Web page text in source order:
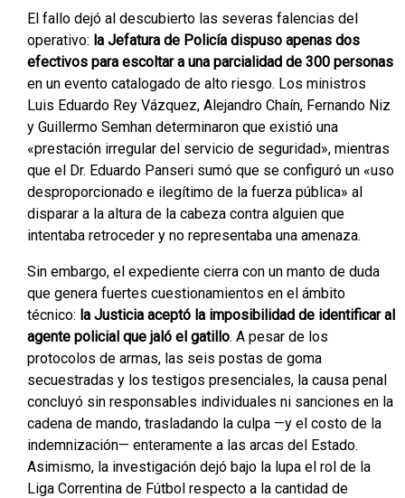
El fallo dejó al descubierto las severas falencias del
operativo: la Jefatura de Policía dispuso apenas dos
efectivos para escoltar a una parcialidad de 300 personas
en un evento catalogado de alto riesgo. Los ministros
Luis Eduardo Rey Vázquez, Alejandro Chaín, Fernando Niz
y Guillermo Semhan determinaron que existió una
«prestación irregular del servicio de seguridad», mientras
que el Dr. Eduardo Panseri sumó que se configuró un «uso
desproporcionado e ilegítimo de la fuerza pública» al
disparar a la altura de la cabeza contra alguien que
intentaba retroceder y no representaba una amenaza.
Sin embargo, el expediente cierra con un manto de duda
que genera fuertes cuestionamientos en el ámbito
técnico: la Justicia aceptó la imposibilidad de identificar al
agente policial que jaló el gatillo. A pesar de los
protocolos de armas, las seis postas de goma
secuestradas y los testigos presenciales, la causa penal
concluyó sin responsables individuales ni sanciones en la
cadena de mando, trasladando la culpa —y el costo de la
indemnización— enteramente a las arcas del Estado.
Asimismo, la investigación dejó bajo la lupa el rol de la
Liga Correntina de Fútbol respecto a la cantidad de